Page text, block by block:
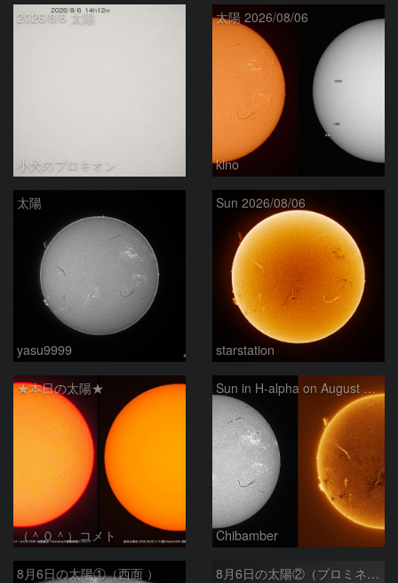
2026/8/6 太陽
小犬のプロキオン
太陽 2026/08/06
kino
太陽
yasu9999
Sun 2026/08/06
starstation
★本日の太陽★
（＾０＾）コメト
Sun in H-alpha on August 6, 2026
Chibamber
8月6日の太陽①（西面 ） 8月6日の太陽②（プロミネン北東縁 ）